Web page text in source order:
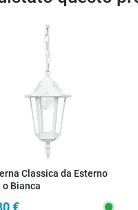
Classica da Esterno
o Bianca
€